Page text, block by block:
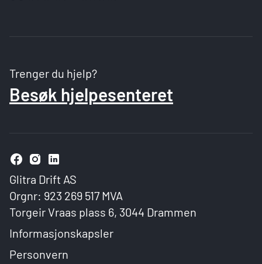
Trenger du hjelp?
Besøk hjelpesenteret
Glitra Drift AS
Orgnr: 923 269 517 MVA
Torgeir Vraas plass 6, 3044 Drammen
Informasjonskapsler
Personvern